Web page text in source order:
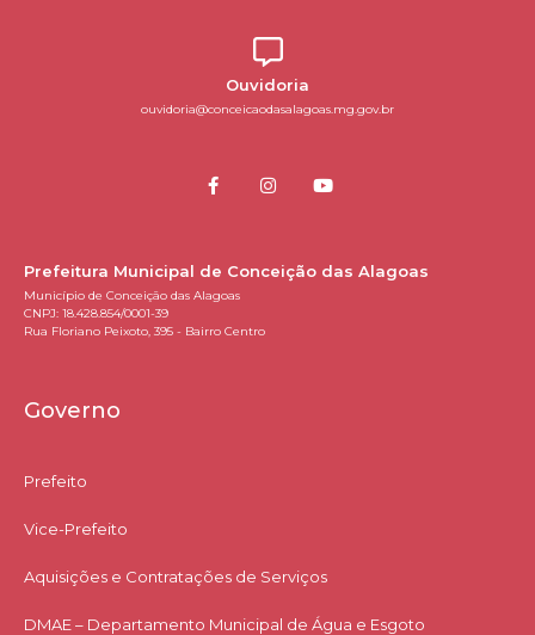
Ouvidoria
ouvidoria@conceicaodasalagoas.mg.gov.br
Prefeitura Municipal de Conceição das Alagoas
Município de Conceição das Alagoas
CNPJ: 18.428.854/0001-39
Rua Floriano Peixoto, 395 - Bairro Centro
Governo
Prefeito
Vice-Prefeito
Aquisições e Contratações de Serviços​
DMAE – Departamento Municipal de Água e Esgoto